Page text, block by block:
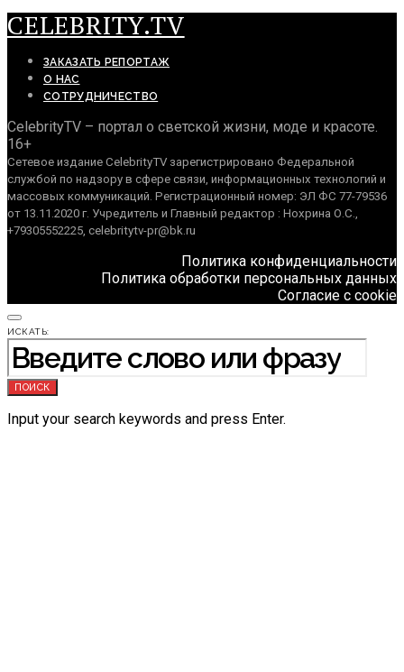
CELEBRITY.TV
ЗАКАЗАТЬ РЕПОРТАЖ
О НАС
СОТРУДНИЧЕСТВО
CelebrityTV – портал о светской жизни, моде и красоте.
16+
Сетевое издание CelebrityTV зарегистрировано Федеральной
службой по надзору в сфере связи, информационных технологий и
массовых коммуникаций. Регистрационный номер: ЭЛ ФС 77-79536
от 13.11.2020 г. Учредитель и Главный редактор : Нохрина О.С.,
+79305552225, celebritytv-pr@bk.ru
Политика конфиденциальности
Политика обработки персональных данных
Согласие с cookie
ИСКАТЬ:
ПОИСК
Input your search keywords and press Enter.